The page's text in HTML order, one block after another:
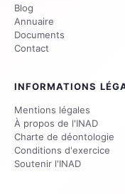
Blog
Annuaire
Documents
Contact
INFORMATIONS
Mentions légales
À propos de l'INAD
Charte de déontologie
Conditions d'exercice
Soutenir l'INAD